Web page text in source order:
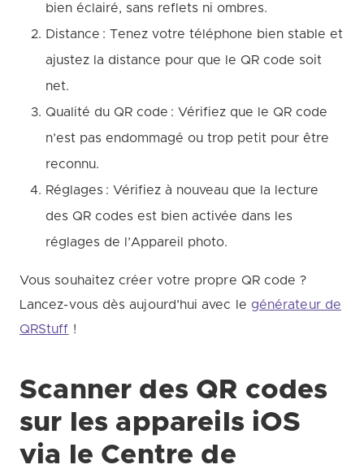
bien éclairé, sans reflets ni ombres.
Distance : Tenez votre téléphone bien stable et
ajustez la distance pour que le QR code soit
net.
Qualité du QR code : Vérifiez que le QR code
n’est pas endommagé ou trop petit pour être
reconnu.
Réglages : Vérifiez à nouveau que la lecture
des QR codes est bien activée dans les
réglages de l’Appareil photo.
Vous souhaitez créer votre propre QR code ?
Lancez-vous dès aujourd’hui avec le générateur de
QRStuff !
Scanner des QR codes
sur les appareils iOS
via le Centre de